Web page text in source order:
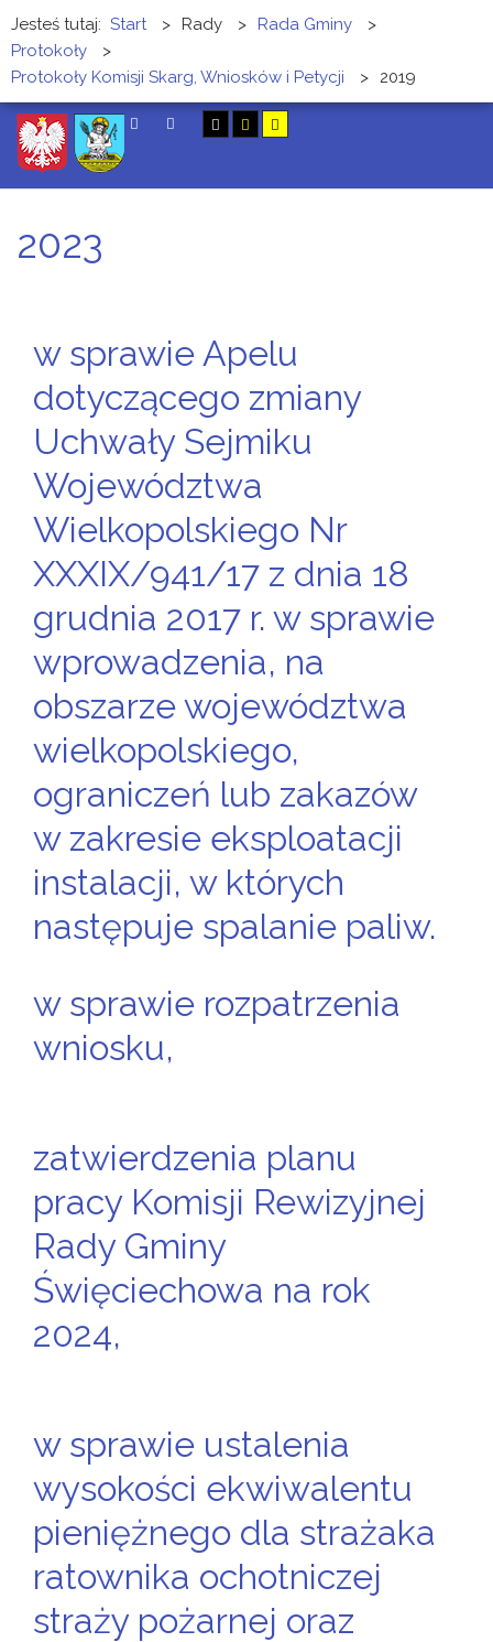
Jesteś tutaj: Start > Rady > Rada Gminy
>
Protokoły
>
Protokoły Komisji Skarg, Wniosków i Petycji
> 2019
2023
w sprawie Apelu
dotyczącego zmiany
Uchwały Sejmiku
Województwa
Wielkopolskiego Nr
XXXIX/941/17 z dnia 18
grudnia 2017 r. w sprawie
wprowadzenia, na
obszarze województwa
wielkopolskiego,
ograniczeń lub zakazów
w zakresie eksploatacji
instalacji, w których
następuje spalanie paliw.
w sprawie rozpatrzenia
wniosku,
zatwierdzenia planu
pracy Komisji Rewizyjnej
Rady Gminy
Święciechowa na rok
2024,
w sprawie ustalenia
wysokości ekwiwalentu
pieniężnego dla strażaka
ratownika ochotniczej
straży pożarnej oraz